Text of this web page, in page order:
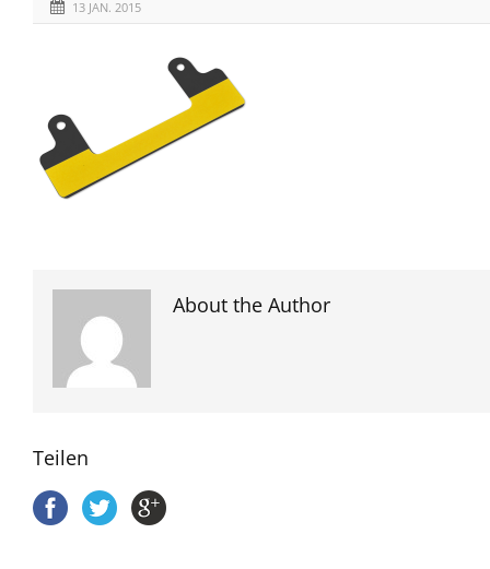
13 JAN. 2015
About the Author
Teilen